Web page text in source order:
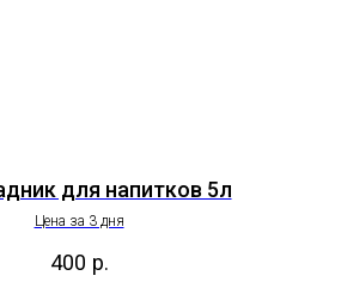
для напитков 5л
Цена за 3 дня
400 р.